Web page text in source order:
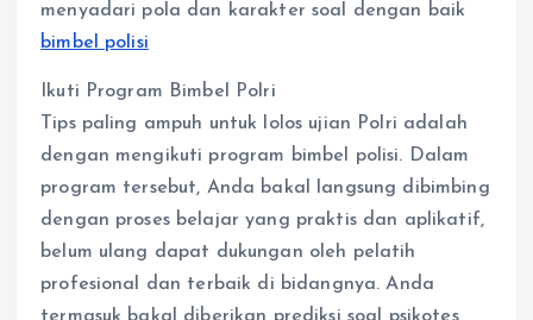
menyadari pola dan karakter soal dengan baik
bimbel polisi
Ikuti Program Bimbel Polri
Tips paling ampuh untuk lolos ujian Polri adalah
dengan mengikuti program bimbel polisi. Dalam
program tersebut, Anda bakal langsung dibimbing
dengan proses belajar yang praktis dan aplikatif,
belum ulang dapat dukungan oleh pelatih
profesional dan terbaik di bidangnya. Anda